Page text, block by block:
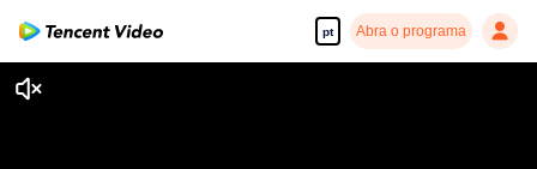
pt Abra o programa